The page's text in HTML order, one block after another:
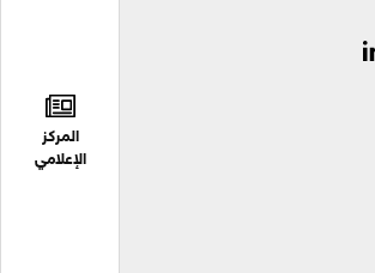
المركز
الإعلامي